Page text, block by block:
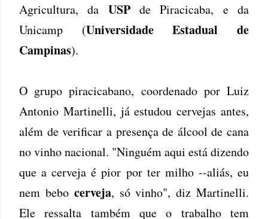
Agricultura, da USPde Piracicaba, e da
Unicamp (Universidade Estadual de
Campinas).
O grupo piracicabano, coordenado por Luiz
Antonio Martinelli, já estudou cervejas antes,
além de verificar a presença de álcool de cana
no vinho nacional. "Ninguém aqui está dizendo
que a cerveja é pior por ter milho --aliás, eu
nem bebo cerveja, só vinho", diz Martinelli.
Ele ressalta também que o trabalho tem